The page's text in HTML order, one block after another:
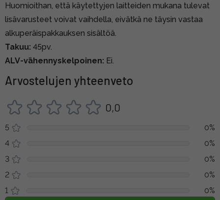
Huomioithan, että käytettyjen laitteiden mukana tulevat
lisävarusteet voivat vaihdella, eivätkä ne täysin vastaa
alkuperäispakkauksen sisältöä.
Takuu: 45pv.
ALV-vähennyskelpoinen: Ei.
Arvostelujen yhteenveto
0,0
5
0%
4
0%
3
0%
2
0%
1
0%